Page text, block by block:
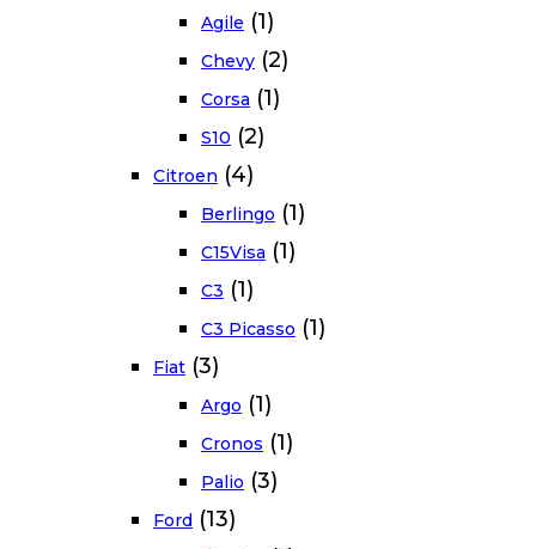
Agile (1)
Chevy (2)
Corsa (1)
S10 (2)
Citroen (4)
Berlingo (1)
C15Visa (1)
C3 (1)
C3 Picasso (1)
Fiat (3)
Argo (1)
Cronos (1)
Palio (3)
Ford (13)